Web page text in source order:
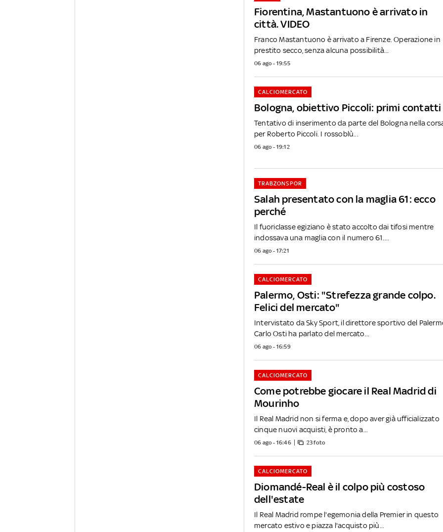
Fiorentina, Mastantuono è arrivato in
città. VIDEO
Franco Mastantuono è arrivato a Firenze. Operazione in
prestito secco, senza alcuna possibilità...
06 ago - 19:55
Bologna, obiettivo Piccoli: primi contatti
CALCIOMERCATO
Tentativo di inserimento da parte del Bologna nella
per Roberto Piccoli. I rossoblù...
06 ago - 19:12
Salah presentato con la maglia 61: ecco
perché
TRABZONSPOR
Il fuoriclasse egiziano è stato accolto dai tifosi mentre
indossava una maglia con il numero 61....
06 ago - 17:21
Palermo, Osti: "Strefezza grande colpo.
Felici del mercato"
CALCIOMERCATO
Intervistato da Sky Sport, il direttore sportivo del
Carlo Osti ha parlato del mercato...
06 ago - 16:59
Come potrebbe giocare il Real Madrid di
Mourinho
CALCIOMERCATO
Il Real Madrid non si ferma e, dopo aver già ufficializzato
cinque nuovi acquisti, è pronto a...
06 ago - 16:46 23 foto
Diomandé-Real è il colpo più costoso
dell'estate
CALCIOMERCATO
Il Real Madrid rompe l'egemonia della Premier in questo
mercato estivo e piazza l'acquisto più...